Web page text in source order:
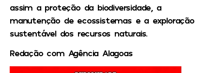
assim a proteção da biodiversidade, a
manutenção de ecossistemas e a exploração
sustentável dos recursos naturais.
Redação com Agência Alagoas